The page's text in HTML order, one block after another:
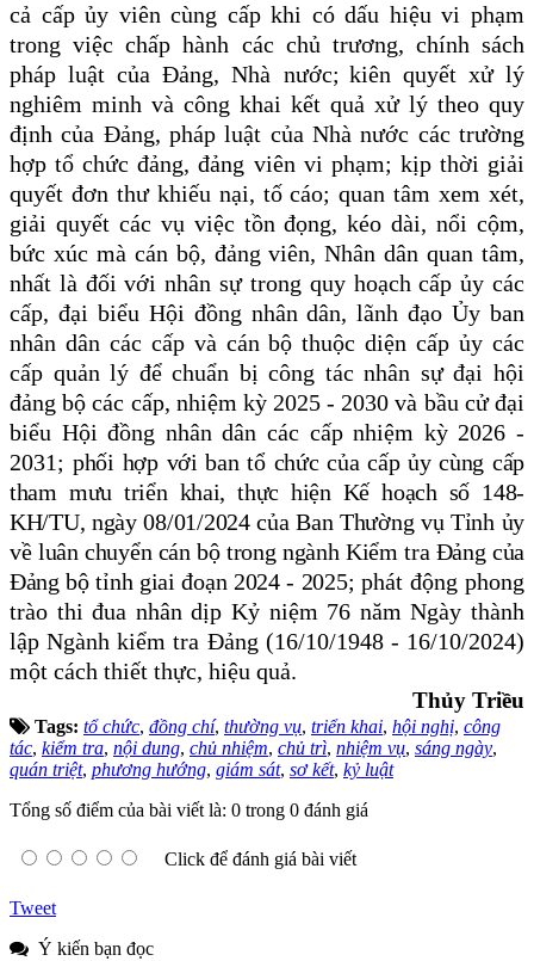
cả cấp ủy viên cùng cấp khi có dấu hiệu vi phạm
trong việc chấp hành các chủ trương, chính sách
pháp luật của Đảng, Nhà nước; kiên quyết xử lý
nghiêm minh và công khai kết quả xử lý theo quy
định của Đảng, pháp luật của Nhà nước các trường
hợp tổ chức đảng, đảng viên vi phạm; kịp thời giải
quyết đơn thư khiếu nại, tố cáo; quan tâm xem xét,
giải quyết các vụ việc tồn đọng, kéo dài, nổi cộm,
bức xúc mà cán bộ, đảng viên, Nhân dân quan tâm,
nhất là đối với nhân sự trong quy hoạch cấp ủy các
cấp, đại biểu Hội đồng nhân dân, lãnh đạo Ủy ban
nhân dân các cấp và cán bộ thuộc diện cấp ủy các
cấp quản lý để chuẩn bị công tác nhân sự đại hội
đảng bộ các cấp, nhiệm kỳ 2025 - 2030 và bầu cử đại
biểu Hội đồng nhân dân các cấp nhiệm kỳ 2026 -
2031; phối hợp với ban tổ chức của cấp ủy cùng cấp
tham mưu triển khai, thực hiện Kế hoạch số 148-
KH/TU, ngày 08/01/2024 của Ban Thường vụ Tỉnh ủy
về luân chuyển cán bộ trong ngành Kiểm tra Đảng của
Đảng bộtỉnh giai đoạn 2024 - 2025;phát động phong
trào thi đua nhân dịp Kỷ niệm 76 năm Ngày thành
lập Ngành kiểm tra Đảng (16/10/1948 - 16/10/2024)
một cách thiết thực, hiệu quả.
Thủy Triều
Tags: tổ chức, đồng chí, thường vụ, triển khai, hội nghị, công
tác, kiểm tra, nội dung, chủ nhiệm, chủ trì, nhiệm vụ, sáng ngày,
quán triệt, phương hướng, giám sát, sơ kết, kỷ luật
Tổng số điểm của bài viết là: 0 trong 0 đánh giá
Click để đánh giá bài viết
Tweet
Ý kiến bạn đọc